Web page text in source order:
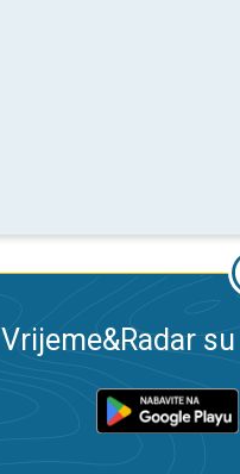
Vrijeme&Radar